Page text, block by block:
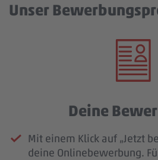
Unser
Deine
Mit einem Klick auf „Jetzt
deine Onlinebewerbung.